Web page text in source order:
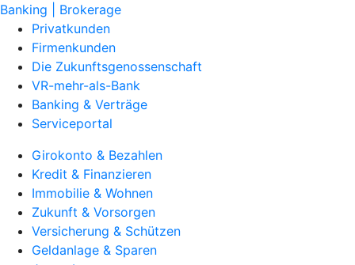
Banking | Brokerage
Privatkunden
Firmenkunden
Die Zukunftsgenossenschaft
VR-mehr-als-Bank
Banking & Verträge
Serviceportal
Girokonto & Bezahlen
Kredit & Finanzieren
Immobilie & Wohnen
Zukunft & Vorsorgen
Versicherung & Schützen
Geldanlage & Sparen